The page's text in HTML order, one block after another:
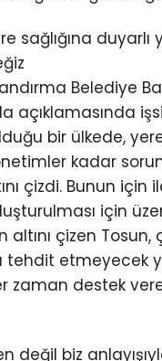
sağlığına duyarlı
Belediye
açıklamasında
bir ülkede,
kadar
çizdi. Bunun için
için
altını çizen Tosun,
tehdit etmeyecek
zaman destek
değil biz